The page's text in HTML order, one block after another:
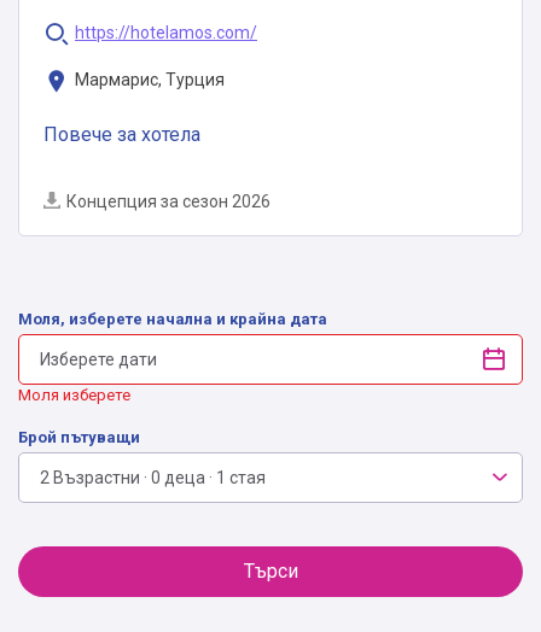
https://hotelamos.com/
Мармарис, Турция
Повече за хотела
Концепция за сезон 2026
Моля, изберете начална и крайна дата
Моля изберете
Брой пътуващи
2 Възрастни · 0 деца · 1 стая
Търси